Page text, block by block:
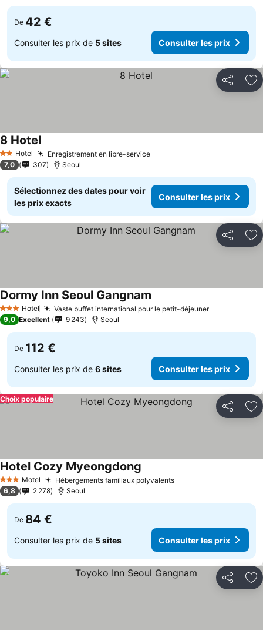
De 42 €
Consulter les prix de 5 sites Consulter les prix
Partager
2 Étoiles
Hotel Enregistrement en libre-serviceConsulter les prix
8 HotelConsulter les prix
7,0 307 Seoul
Sélectionnez des dates pour voir
les prix exacts
Consulter les prix
Partager
3 ÉtoilesHotel Vaste buffet international pour le petit-déjeunerConsulter
Dormy Inn Seoul Gangnam
9,0 Excellent 9 243 Seoul
De 112 €
Consulter les prix de 6 sites Consulter les prix
Partager
Choix populaire
3 ÉtoilesMotel Hébergements familiaux polyvalentsConsulter les prix
Hotel Cozy Myeongdong
6,8 2 278 Seoul
De 84 €
Consulter les prix de 5 sites Consulter les prix
Partager